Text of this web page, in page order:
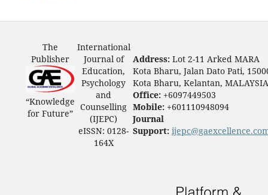
The
Publisher
“Knowledge
for Future”
International
Journal of
Education,
Psychology
and
Counselling
(IJEPC)
eISSN: 0128-
164X
Address: Lot 2-11 Arked MARA
Kota Bharu, Jalan Dato Pati,
Kota Bharu, Kelantan, MALAYSIA
Office: +6097449503
Mobile: +601110948094
Journal
Support: